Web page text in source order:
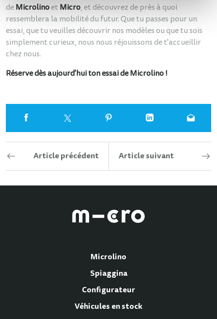
de Microlinoet Micro, et découvrez de près à quoi
ressemblera la mobilité du futur. Que tu passes pour un
essai, que tu veuilles découvrir nos modèles ou que tu sois
simplement curieux, nous nous réjouissons de t'accueillir
chez nous.
Réserve dès aujourd'hui ton essai de Microlino !
Article précédent Article suivant
Microlino
Spiaggina
Configurateur
Véhicules en stock